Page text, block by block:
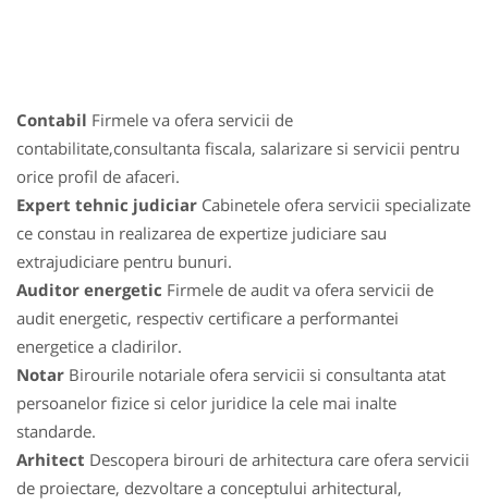
Contabil Firmele va ofera servicii de
contabilitate,consultanta fiscala, salarizare si servicii pentru
orice profil de afaceri.
Expert tehnic judiciar Cabinetele ofera servicii specializate
ce constau in realizarea de expertize judiciare sau
extrajudiciare pentru bunuri.
Auditor energetic Firmele de audit va ofera servicii de
audit energetic, respectiv certificare a performantei
energetice a cladirilor.
Notar Birourile notariale ofera servicii si consultanta atat
persoanelor fizice si celor juridice la cele mai inalte
standarde.
Arhitect Descopera birouri de arhitectura care ofera servicii
de proiectare, dezvoltare a conceptului arhitectural,